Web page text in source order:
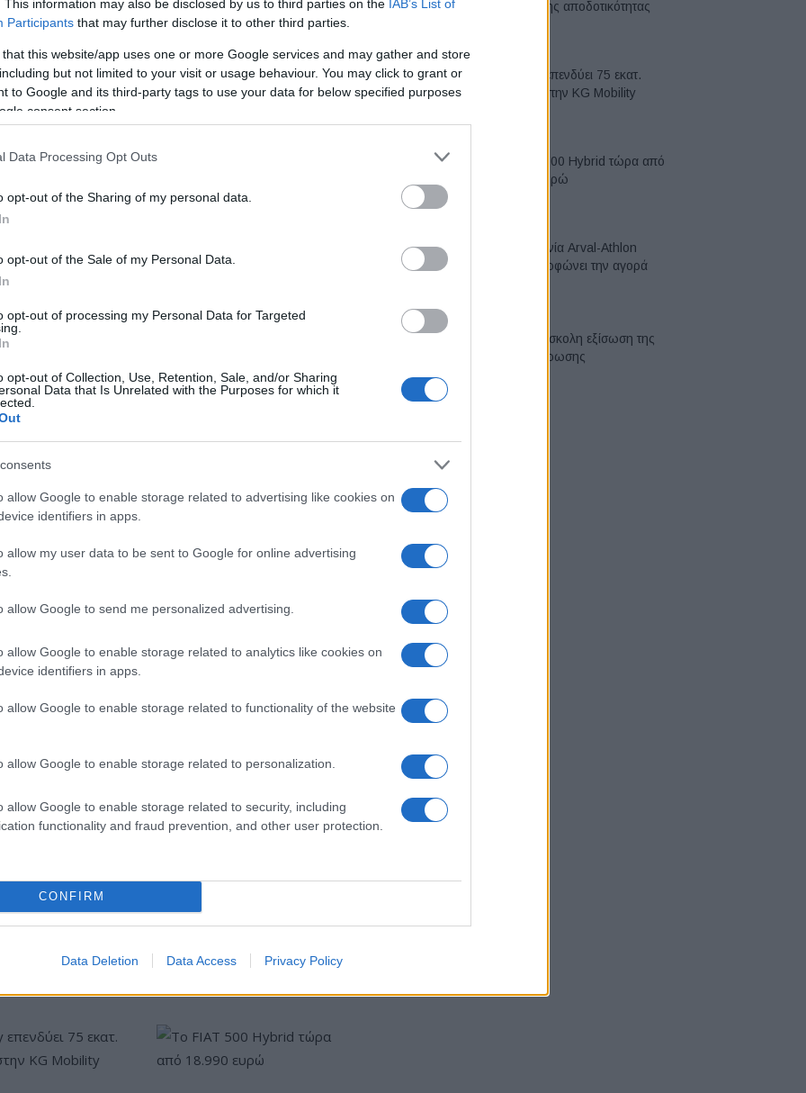
This information may also be disclosed by us to third parties on the IAB’s List of
Participants that may further disclose it to other third parties.
that this website/app uses one or more Google services and may gather and store
but not limited to your visit or usage behaviour. You may click to grant or
to Google and its third-party tags to use your data for below specified purposes
consent section.
Data Processing Opt Outs
opt-out of the Sharing of my personal data.
opt-out of the Sale of my Personal Data.
opt-out of processing my Personal Data for Targeted
opt-out of Collection, Use, Retention, Sale, and/or Sharing
Data that Is Unrelated with the Purposes for which it
allow Google to enable storage related to advertising like cookies on
identifiers in apps.
allow my user data to be sent to Google for online advertising
allow Google to send me personalized advertising.
allow Google to enable storage related to analytics like cookies on
identifiers in apps.
allow Google to enable storage related to functionality of the website
allow Google to enable storage related to personalization.
allow Google to enable storage related to security, including
functionality and fraud prevention, and other user protection.
CONFIRM
Data Deletion Data Access Privacy Policy
ευχάριστη οδήγηση σε όσο το δυνατόν περισσότερο
αθλητισμό, το 8-τάχυτο αυτόματο κιβώτιο
νέο κιβώτιο αναπτύχθηκε για να δώσει τη δυνατότητα
οδήγηση και να συμμετέχουν σε αγώνες,
των χειροκίνητων.Bprotrade – Professional Platform.
real-time market analysis, backed by regulatory
λειτουργικότητας από επαγγελματίες οδηγούς
βασικό ρόλο στην υψηλού επιπέδου οδήγηση, έγιναν
σπορ αυτοκινήτου με τη βοήθεια επαγγελματιών
της θέσης οδήγησης, ο πίνακας ελέγχου και η οθόνη
αγωνιστικά αυτοκίνητα της Super Taikyu Series και
ως πρότυπα, ώστε να βελτιωθεί η ορατότητα και η
προς διευκόλυνση του οδηγού όταν είναι
Άρης: Ανακοίνωσε την απόκτηση του Άνταμ
πυρόπληκτους
EBITDA στο α'
στα 550 εκατ. ευρώ
ευρώ σε 843 μέσα
ενίσχυσης του Τύπου
IAB Hellas: Νέα Διοικούσα Επιτροπή και νέο
Διοικητικό Συμβούλιο - Πρόεδρος ο Γαληνός
κορυφή της αποδοτικότητας
Η Chery επενδύει 75 εκατ.
δολάρια στην KG Mobility
Το FIAT 500 Hybrid τώρα από
18.990 ευρώ
Η συμφωνία Arval-Athlon
αναδιαμορφώνει την αγορά
VW: Η δύσκολη εξίσωση της
αναδιάρθρωσης